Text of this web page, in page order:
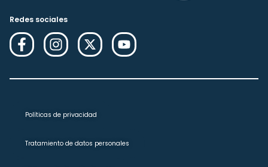
Redes sociales
Políticas de privacidad
Tratamiento de datos personales